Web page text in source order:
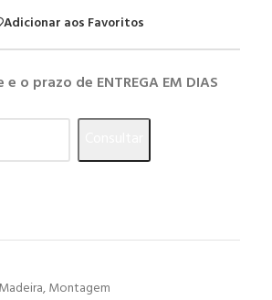
Adicionar aos Favoritos
o prazo de ENTREGA EM DIAS
,Montagem